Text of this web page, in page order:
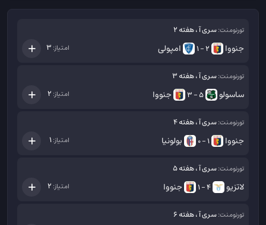
تورنومنت:سری آ ، هفته 2
جنووا 2 - 1 امپولی امتیاز: 3
تورنومنت:سری آ ، هفته 3
ساسولو 5 - 3 جنووا امتیاز: 2
تورنومنت:سری آ ، هفته 4
جنووا 1 - 0 بولونیا امتیاز:1
تورنومنت:سری آ ، هفته 5
لاتزیو 4 - 1 جنووا امتیاز: 2
تورنومنت:سری آ ، هفته 6